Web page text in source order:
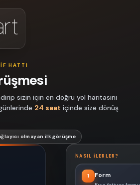
HATTI
sizin için en doğru yol haritasını
24 saat içinde size dönüş
olmayan ilk görüşme
NASIL ILERLER?
1 Form